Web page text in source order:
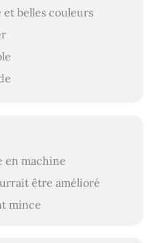
belles couleurs
en machine
être amélioré
mince